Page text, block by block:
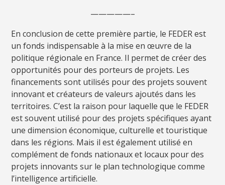
—————–
En conclusion de cette première partie, le FEDER est
un fonds indispensable à la mise en œuvre de la
politique régionale en France. Il permet de créer des
opportunités pour des porteurs de projets. Les
financements sont utilisés pour des projets souvent
innovant et créateurs de valeurs ajoutés dans les
territoires. C’est la raison pour laquelle que le FEDER
est souvent utilisé pour des projets spécifiques ayant
une dimension économique, culturelle et touristique
dans les régions. Mais il est également utilisé en
complément de fonds nationaux et locaux pour des
projets innovants sur le plan technologique comme
l’intelligence artificielle.